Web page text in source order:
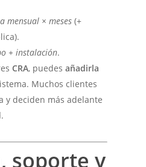
mensual × meses (+
+ instalación.
CRA, puedesañadirla
Muchos clientes
y deciden más adelante
soporte y